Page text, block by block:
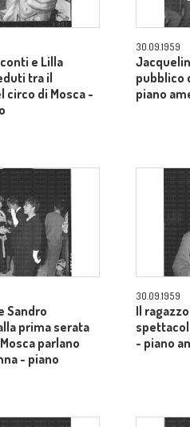
e Lilla
tra il
circo di Mosca -
30.09.1959
pubblico
piano
Sandro
prima serata
parlano
- piano
30.09.1959
Il
- piano